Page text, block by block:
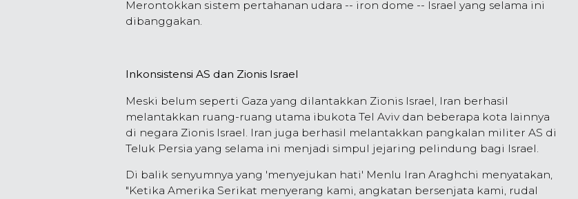
Merontokkan sistem pertahanan udara -- iron dome -- Israel yang selama ini
dibanggakan.
Inkonsistensi AS dan Zionis Israel
Meski belum seperti Gaza yang dilantakkan Zionis Israel, Iran berhasil
melantakkan ruang-ruang utama ibukota Tel Aviv dan beberapa kota lainnya
di negara Zionis Israel. Iran juga berhasil melantakkan pangkalan militer AS di
Teluk Persia yang selama ini menjadi simpul jejaring pelindung bagi Israel.
Di balik senyumnya yang 'menyejukan hati' Menlu Iran Araghchi menyatakan,
"Ketika Amerika Serikat menyerang kami, angkatan bersenjata kami, rudal